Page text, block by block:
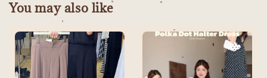
You may also like